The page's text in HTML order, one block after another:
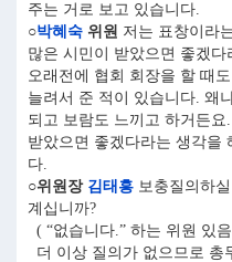
주는 거로 보고 있습니다.
○박혜숙 위원 저는 표창이라
많은 시민이 받았으면 좋겠
오래전에 협회 회장을 할 때
늘려서 준 적이 있습니다. 왜
되고 보람도 느끼고 하거든
받았으면 좋겠다라는 생각을
다.
○위원장 김태흥 보충질의하
계십니까?
( “없습니다.” 하는 위원 있
더 이상 질의가 없으므로 총